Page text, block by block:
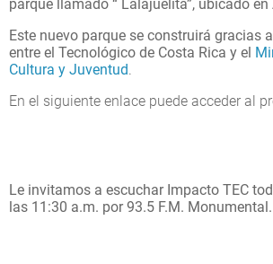
parque llamado “ Lalajuelita”, ubicado
Este nuevo parque se construirá gracias
entre el Tecnológico de Costa Rica y el
Cultura y Juventud.
En el siguiente enlace puede acceder al
Le invitamos a escuchar Impacto TEC
las 11:30 a.m. por 93.5 F.M. Monumental.